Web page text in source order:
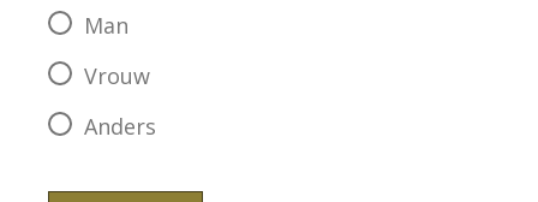
Man
Vrouw
Anders